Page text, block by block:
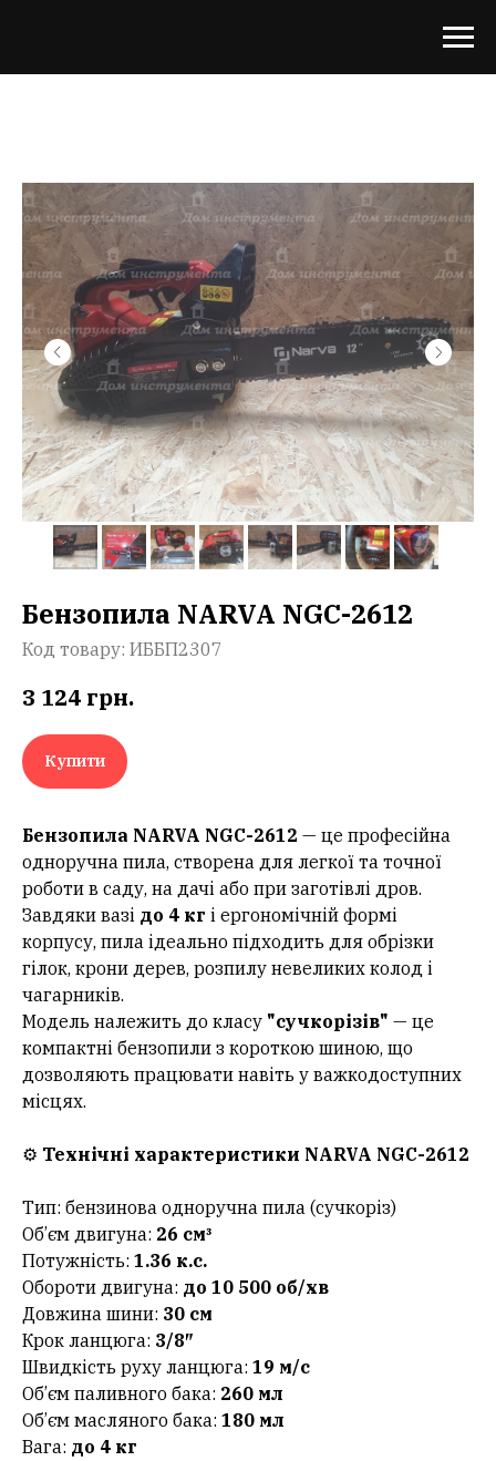
Бензопила NARVA NGC-2612
Код товару: ИББП2307
3 124 грн.
Купити
Бензопила NARVA NGC-2612 — це професійна
одноручна пила, створена для легкої та точної
роботи в саду, на дачі або при заготівлі дров.
Завдяки вазі до 4 кг і ергономічній формі
корпусу, пила ідеально підходить для обрізки
гілок, крони дерев, розпилу невеликих колод і
чагарників.
Модель належить до класу "сучкорізів" — це
компактні бензопили з короткою шиною, що
дозволяють працювати навіть у важкодоступних
місцях.
⚙️ Технічні характеристики NARVA NGC-2612
Тип: бензинова одноручна пила (сучкоріз)
Об’єм двигуна: 26 см³
Потужність: 1.36 к.с.
Обороти двигуна: до 10 500 об/хв
Довжина шини: 30 см
Крок ланцюга: 3/8″
Швидкість руху ланцюга: 19 м/с
Об’єм паливного бака: 260 мл
Об’єм масляного бака: 180 мл
Вага: до 4 кг